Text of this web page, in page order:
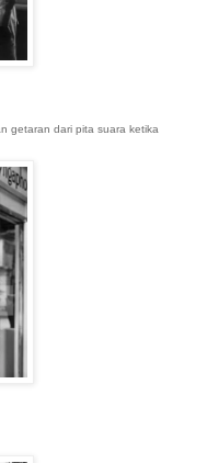
getaran dari pita suara ketika